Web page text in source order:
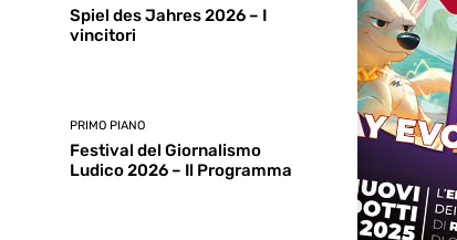
Spiel des Jahres 2026 – I
vincitori
PRIMO PIANO
Festival del Giornalismo
Ludico 2026 – Il Programma